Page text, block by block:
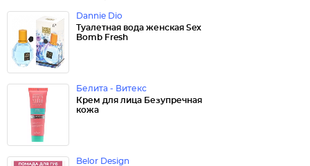
Dannie Dio
Туалетная вода женская Sex
Bomb Fresh
Белита - Витекс
Крем для лица Безупречная
кожа
Belor Design